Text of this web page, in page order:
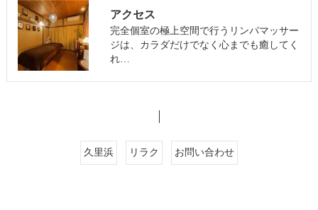
アクセス
完全個室の極上空間で行うリンパマッサー
ジは、カラダだけでなく心までも癒してく
れ…
久里浜 リラク お問い合わせ